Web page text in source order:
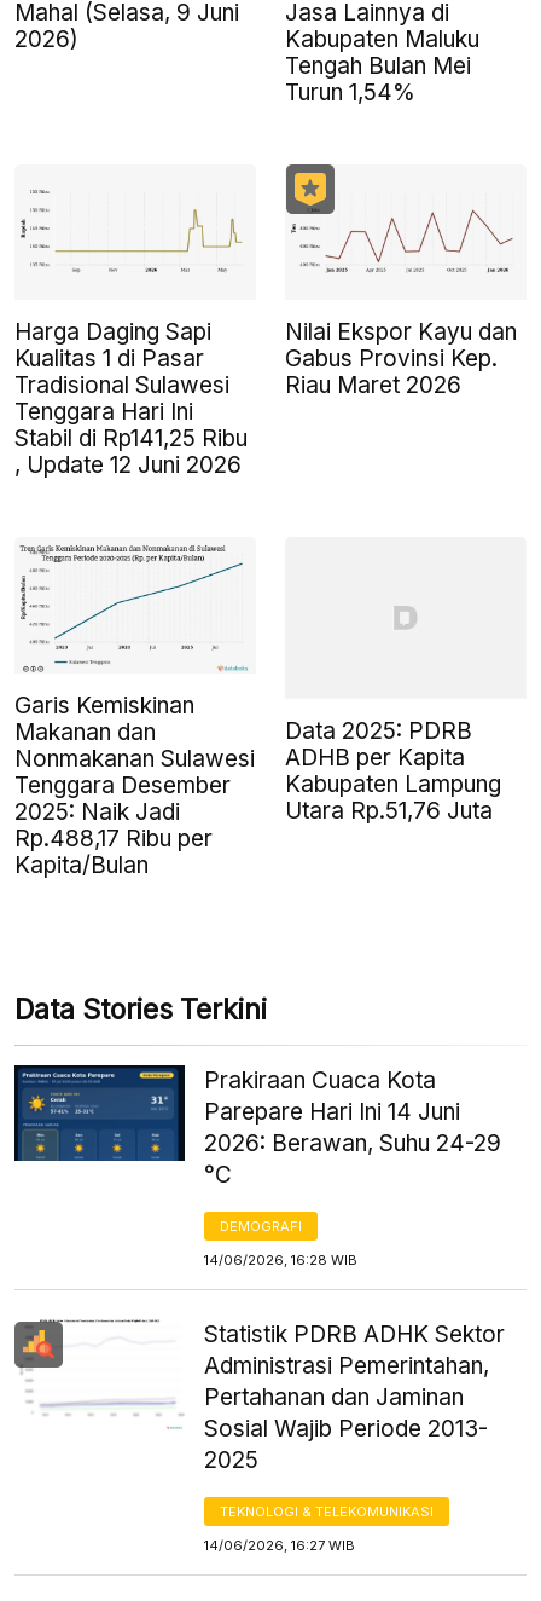
Mahal (Selasa, 9 Juni
2026)
Jasa Lainnya di
Kabupaten Maluku
Tengah Bulan Mei
Turun 1,54%
Harga Daging Sapi
Kualitas 1 di Pasar
Tradisional Sulawesi
Tenggara Hari Ini
Stabil di Rp141,25 Ribu
, Update 12 Juni 2026
Nilai Ekspor Kayu dan
Gabus Provinsi Kep.
Riau Maret 2026
Garis Kemiskinan
Makanan dan
Nonmakanan Sulawesi
Tenggara Desember
2025: Naik Jadi
Rp.488,17 Ribu per
Kapita/Bulan
Data 2025: PDRB
ADHB per Kapita
Kabupaten Lampung
Utara Rp.51,76 Juta
Data Stories Terkini
Prakiraan Cuaca Kota
Parepare Hari Ini 14 Juni
2026: Berawan, Suhu 24-29
°C
DEMOGRAFI
14/06/2026, 16:28 WIB
Statistik PDRB ADHK Sektor
Administrasi Pemerintahan,
Pertahanan dan Jaminan
Sosial Wajib Periode 2013-
2025
TEKNOLOGI & TELEKOMUNIKASI
14/06/2026, 16:27 WIB